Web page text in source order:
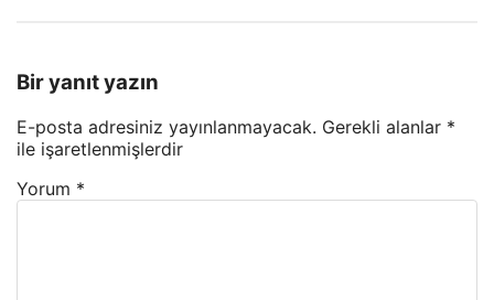
Bir yanıt yazın
E-posta adresiniz yayınlanmayacak. Gerekli alanlar *
ile işaretlenmişlerdir
Yorum *